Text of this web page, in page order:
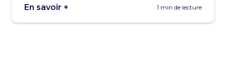
En savoir + 1 min de lecture